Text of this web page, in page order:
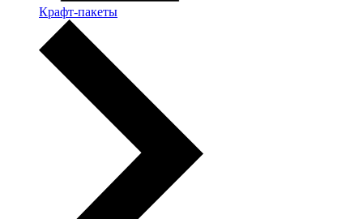
Крафт-пакеты